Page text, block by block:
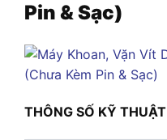
Pin & Sạc)
THÔNG SỐ KỸ THUẬT